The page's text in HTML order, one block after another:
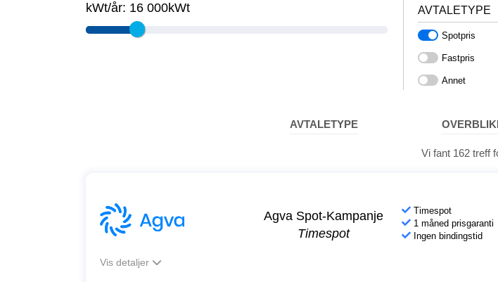
kWt/år: 16 000kWt AVTALETYPE
Spotpris
Fastpris
Annet
AVTALETYPE
Vi fant 162treff
Agva Spot-Kampanje
Timespot
Timespot
1 måned prisgaranti
Ingen bindingstid
Vis detaljer